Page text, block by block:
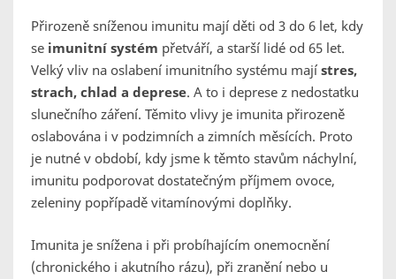
Přirozeně sníženou imunitu mají děti od 3 do 6 let, kdy
se imunitní systém přetváří, a starší lidé od 65 let.
Velký vliv na oslabení imunitního systému mají stres,
strach, chlad a deprese. A to i deprese z nedostatku
slunečního záření. Těmito vlivy je imunita přirozeně
oslabována i v podzimních a zimních měsících. Proto
je nutné v období, kdy jsme k těmto stavům náchylní,
imunitu podporovat dostatečným příjmem ovoce,
zeleniny popřípadě vitamínovými doplňky.
Imunita je snížena i při probíhajícím onemocnění
(chronického i akutního rázu), při zranění nebo u